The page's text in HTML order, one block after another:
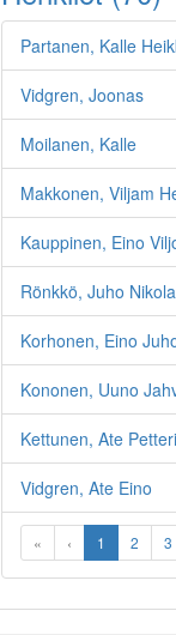
Partanen, Kalle
Vidgren, Joonas
Moilanen, Kalle
Makkonen, Viljam
Kauppinen, Eino
Rönkkö, Juho
Korhonen, Eino
Kononen, Uuno
Kettunen, Ate
Vidgren, Ate Eino
« ‹ 1 2 3